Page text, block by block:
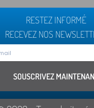
RESTEZ INFORMÉ
RECEVEZ NOS
SOUSCRIVEZ